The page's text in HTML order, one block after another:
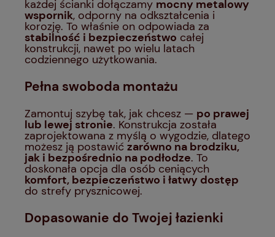
każdej ścianki dołączamy mocny metalowy
wspornik, odporny na odkształcenia i
korozję. To właśnie on odpowiada za
stabilność i bezpieczeństwo całej
konstrukcji, nawet po wielu latach
codziennego użytkowania.
Pełna swoboda montażu
Zamontuj szybę tak, jak chcesz — po prawej
lub lewej stronie. Konstrukcja została
zaprojektowana z myślą o wygodzie, dlatego
możesz ją postawić zarówno na brodziku,
jak i bezpośrednio na podłodze. To
doskonała opcja dla osób ceniących
komfort, bezpieczeństwo i łatwy dostęp
do strefy prysznicowej.
Dopasowanie do Twojej łazienki